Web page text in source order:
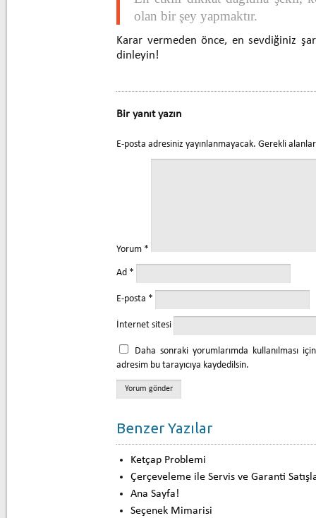
olan bir şey yapmaktır.
Karar vermeden önce, en sevdiğiniz
dinleyin!
Bir yanıt yazın
E-posta adresiniz yayınlanmayacak. Gerekli
Yorum *
Ad *
E-posta *
İnternet sitesi
Daha sonraki yorumlarımda kullanılması
adresim bu tarayıcıya kaydedilsin.
Benzer Yazılar
Ketçap Problemi
Çerçeveleme ile Servis ve Garanti
Ana Sayfa!
Seçenek Mimarisi